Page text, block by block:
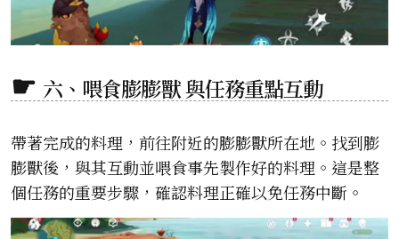
六、喂食膨膨獸 與任務重點互動
帶著完成的料理，前往附近的膨膨獸所在地。找到膨
膨獸後，與其互動並喂食事先製作好的料理。這是整
個任務的重要步驟，確認料理正確以免任務中斷。